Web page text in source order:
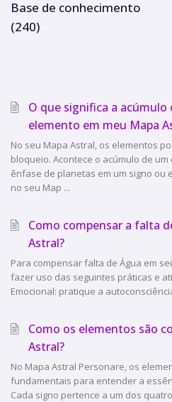
Base de conhecimento
(240)
O que significa a
elemento em meu Mapa
No seu Mapa Astral, os elementos
bloqueio. Acontece o acúmulo de
ênfase de planetas em um signo ou
no seu Map ...
Como compensar a falta
Astral?
Para compensar falta de Água em
fazer uso das seguintes práticas e
Emocional: pratique a
Como os elementos são
Astral?
No Mapa Astral Personare, os
fundamentais para entender a
Cada signo pertence a um dos